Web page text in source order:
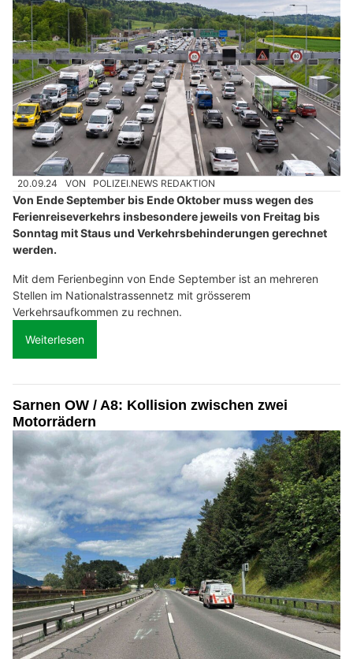
20.09.24 VON POLIZEI.NEWS REDAKTION
Von Ende September bis Ende Oktober muss wegen des
Ferienreiseverkehrs insbesondere jeweils von Freitag bis
Sonntag mit Staus und Verkehrsbehinderungen gerechnet
werden.
Mit dem Ferienbeginn von Ende September ist an mehreren
Stellen im Nationalstrassennetz mit grösserem
Verkehrsaufkommen zu rechnen.
Weiterlesen
Sarnen OW / A8: Kollision zwischen zwei
Motorrädern